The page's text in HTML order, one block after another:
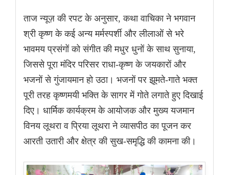
ताज न्यूज़ की रपट के अनुसार, कथा वाचिका ने भगवान
श्री कृष्ण के कई अन्य मर्मस्पर्शी और लीलाओं से भरे
भावमय प्रसंगों को संगीत की मधुर धुनों के साथ सुनाया,
जिससे पूरा मंदिर परिसर राधा-कृष्ण के जयकारों और
भजनों से गुंजायमान हो उठा। भजनों पर झूमते-गाते भक्त
पूरी तरह कृष्णमयी भक्ति के सागर में गोते लगाते हुए दिखाई
दिए। धार्मिक कार्यक्रम के आयोजक और मुख्य यजमान
विनय लूथरा व प्रिया लूथरा ने व्यासपीठ का पूजन कर
आरती उतारी और क्षेत्र की सुख-समृद्धि की कामना की।